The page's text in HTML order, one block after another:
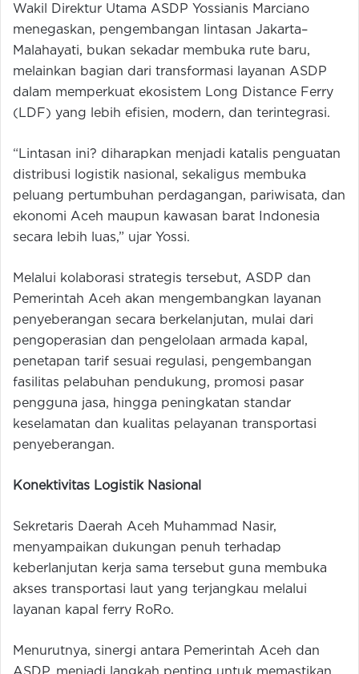
Wakil Direktur Utama ASDP Yossianis Marciano
menegaskan, pengembangan lintasan Jakarta–
Malahayati, bukan sekadar membuka rute baru,
melainkan bagian dari transformasi layanan ASDP
dalam memperkuat ekosistem Long Distance Ferry
(LDF) yang lebih efisien, modern, dan terintegrasi.
“Lintasan ini? diharapkan menjadi katalis penguatan
distribusi logistik nasional, sekaligus membuka
peluang pertumbuhan perdagangan, pariwisata, dan
ekonomi Aceh maupun kawasan barat Indonesia
secara lebih luas,” ujar Yossi.
Melalui kolaborasi strategis tersebut, ASDP dan
Pemerintah Aceh akan mengembangkan layanan
penyeberangan secara berkelanjutan, mulai dari
pengoperasian dan pengelolaan armada kapal,
penetapan tarif sesuai regulasi, pengembangan
fasilitas pelabuhan pendukung, promosi pasar
pengguna jasa, hingga peningkatan standar
keselamatan dan kualitas pelayanan transportasi
penyeberangan.
Konektivitas Logistik Nasional
Sekretaris Daerah Aceh Muhammad Nasir,
menyampaikan dukungan penuh terhadap
keberlanjutan kerja sama tersebut guna membuka
akses transportasi laut yang terjangkau melalui
layanan kapal ferry RoRo.
Menurutnya, sinergi antara Pemerintah Aceh dan